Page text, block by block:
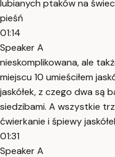
lubianych ptaków na
pieśń
01:14
Speaker A
nieskomplikowana, ale
miejscu 10 umieściłem
jaskółek, z czego dwa są
siedzibami. A wszystkie
ćwierkanie i śpiewy
01:31
Speaker A